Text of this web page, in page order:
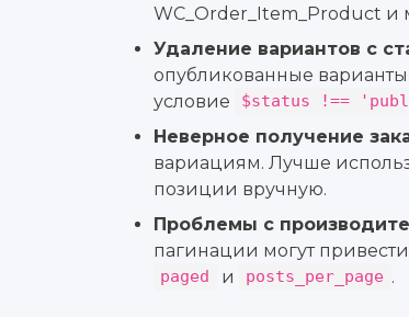
WC_Order_Item_Product и
Удаление вариантов с
опубликованные
условие
$status !==
Неверное получение
вариациям. Лучше
позиции вручную.
Проблемы с
пагинации могут
paged и posts_per_page .